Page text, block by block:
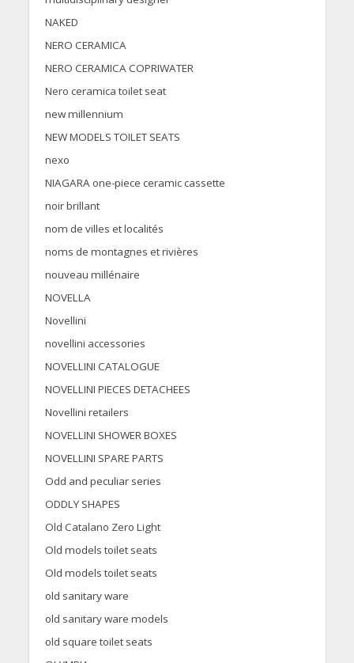
NAKED
NERO CERAMICA
NERO CERAMICA COPRIWATER
Nero ceramica toilet seat
new millennium
NEW MODELS TOILET SEATS
nexo
NIAGARA one-piece ceramic cassette
noir brillant
nom de villes et localités
noms de montagnes et rivières
nouveau millénaire
NOVELLA
Novellini
novellini accessories
NOVELLINI CATALOGUE
NOVELLINI PIECES DETACHEES
Novellini retailers
NOVELLINI SHOWER BOXES
NOVELLINI SPARE PARTS
Odd and peculiar series
ODDLY SHAPES
Old Catalano Zero Light
Old models toilet seats
Old models toilet seats
old sanitary ware
old sanitary ware models
old square toilet seats